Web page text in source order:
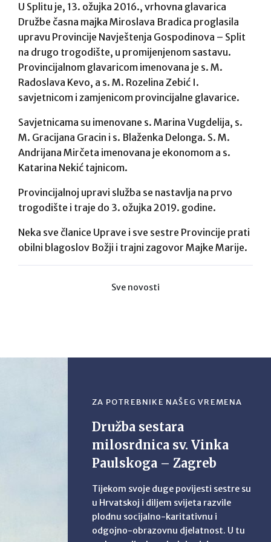
U Splitu je, 13. ožujka 2016., vrhovna glavarica
Družbe časna majka Miroslava Bradica proglasila
upravu Provincije Navještenja Gospodinova – Split
na drugo trogodište, u promijenjenom sastavu.
Provincijalnom glavaricom imenovana je s. M.
Radoslava Kevo, a s. M. Rozelina Zebić I.
savjetnicom i zamjenicom provincijalne glavarice.
Savjetnicama su imenovane s. Marina Vugdelija, s.
M. Gracijana Gracin i s. Blaženka Delonga. S. M.
Andrijana Mirčeta imenovana je ekonomom a s.
Katarina Nekić tajnicom.
Provincijalnoj upravi služba se nastavlja na prvo
trogodište i traje do 3. ožujka 2019. godine.
Neka sve članice Uprave i sve sestre Provincije prati
obilni blagoslov Božji i trajni zagovor Majke Marije.
Sve novosti
ZA POTREBNIKE NAŠEG VREMENA
Družba sestara
milosrdnica sv. Vinka
Paulskoga – Zagreb
Tijekom svoje duge povijesti sestre su
u Hrvatskoj i diljem svijeta razvile
plodnu socijalno-karitativnu i
odgojno-obrazovnu djelatnost. U tu